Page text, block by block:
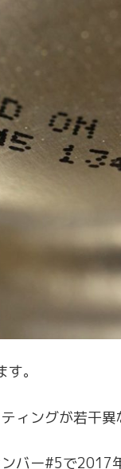
。
ィングが若干異
バー#5で2017